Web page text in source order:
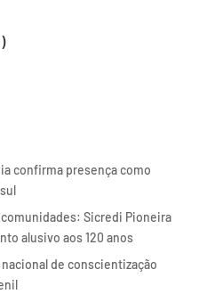
confirma presença como
Sicredi Pioneira
alusivo aos 120 anos
nacional de conscientização